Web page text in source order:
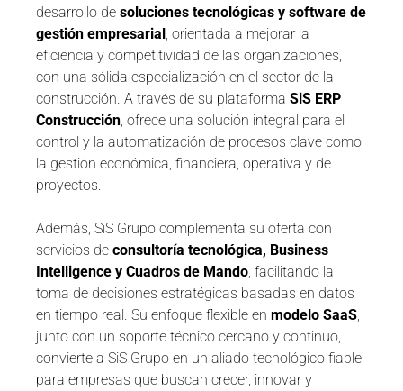
desarrollo de soluciones tecnológicas y software de
gestión empresarial , orientada a mejorar la
eficiencia y competitividad de las organizaciones,
con una sólida especialización en el sector de la
construcción. A través de su plataforma SiS ERP
Construcción , ofrece una solución integral para el
control y la automatización de procesos clave como
la gestión económica, financiera, operativa y de
proyectos.
Además, SiS Grupo complementa su oferta con
servicios de consultoría tecnológica, Business
Intelligence y Cuadros de Mando , facilitando la
toma de decisiones estratégicas basadas en datos
en tiempo real. Su enfoque flexible en modelo SaaS
junto con un soporte técnico cercano y continuo,
convierte a SiS Grupo en un aliado tecnológico fiable
para empresas que buscan crecer, innovar y